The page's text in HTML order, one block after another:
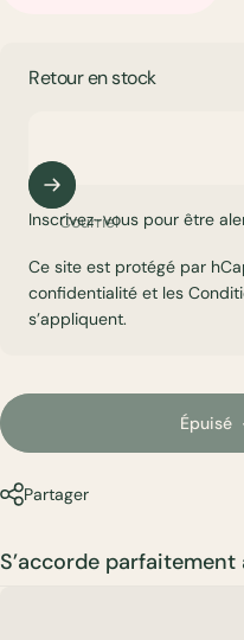
Retour en stock
Courriel
Inscrivez-vous pour être
Ce site est protégé par
confidentialité et les
s’appliquent.
Épuisé
Partager
S’accorde parfaitement